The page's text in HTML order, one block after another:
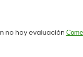
no hay evaluación